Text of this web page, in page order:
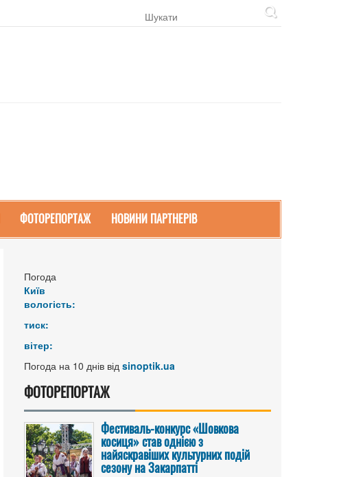
ФОТОРЕПОРТАЖ НОВИНИ ПАРТНЕРІВ
Погода
Київ
вологість:
тиск:
вітер:
Погода на 10 днів від sinoptik.ua
ФОТОРЕПОРТАЖ
Фестиваль-конкурс «Шовкова
косиця» став однією з
найяскравіших культурних подій
сезону на Закарпатті